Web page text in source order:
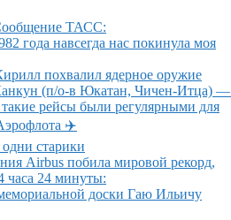
ТАСС:
года навсегда нас покинула моя
похвалил ядерное оружие
(п/о-в Юкатан, Чичен-Итца) —
рейсы были регулярными для
✈️
старики
Airbus побила мировой рекорд,
часа 24 минуты:
доски Гаю Ильичу